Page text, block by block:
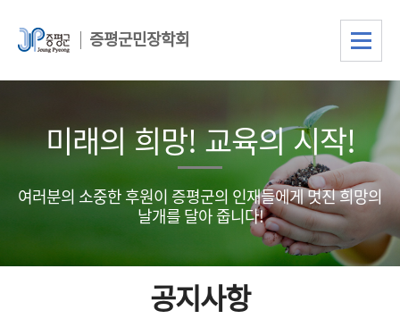
증평군민장학회
미래의 희망! 교육의 시작!
여러분의 소중한 후원이 증평군의 인재들에게 멋진 희망의
날개를 달아 줍니다!
공지사항